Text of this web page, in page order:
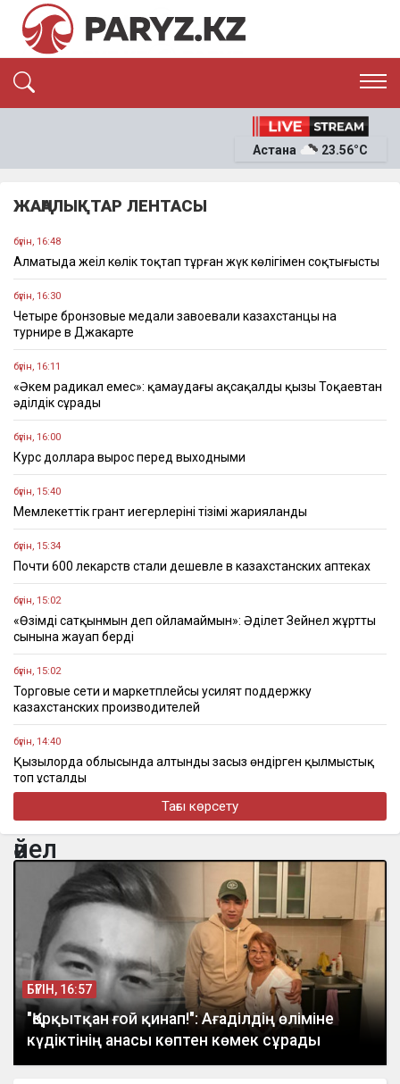
ЭКОНОМИКА
ОҚИҒА
Астана 23.56°C
ЖАҢАЛЫҚТАР ЛЕНТАСЫ
бүгін, 16:48
Алматыда жеңіл көлік тоқтап тұрған жүк көлігімен соқтығысты
бүгін, 16:30
Четыре бронзовые медали завоевали казахстанцы на
турнире в Джакарте
бүгін, 16:11
«Әкем радикал емес»: қамаудағы ақсақалдың қызы Тоқаевтан
әділдік сұрады
бүгін, 16:00
Курс доллара вырос перед выходными
бүгін, 15:40
Мемлекеттік грант иегерлерінің тізімі жарияланды
бүгін, 15:34
Почти 600 лекарств стали дешевле в казахстанских аптеках
бүгін, 15:02
«Өзімді сатқынмын деп ойламаймын»: Әділет Зейнел жұрттың
сынына жауап берді
бүгін, 15:02
Торговые сети и маркетплейсы усилят поддержку
казахстанских производителей
бүгін, 14:40
Қызылорда облысында алтынды заңсыз өндірген қылмыстық
топ ұсталды
В Атырау мужчина дважды ударил женщину во время ссоры
Тағы көрсету
әйел
БҮГІН, 16:57
"Қорқытқан ғой қинап!": Ағаділдің өліміне
күдіктінің анасы көптен көмек сұрады